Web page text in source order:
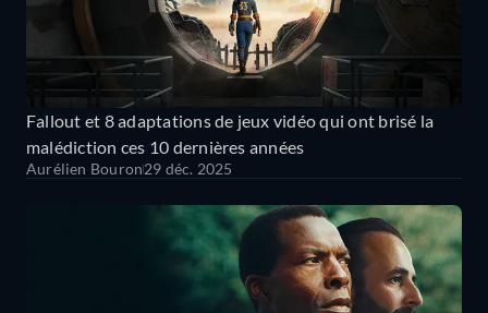
Fallout et 8 adaptations de jeux vidéo qui ont brisé la
malédiction ces 10 dernières années
Aurélien Bouron29 déc. 2025